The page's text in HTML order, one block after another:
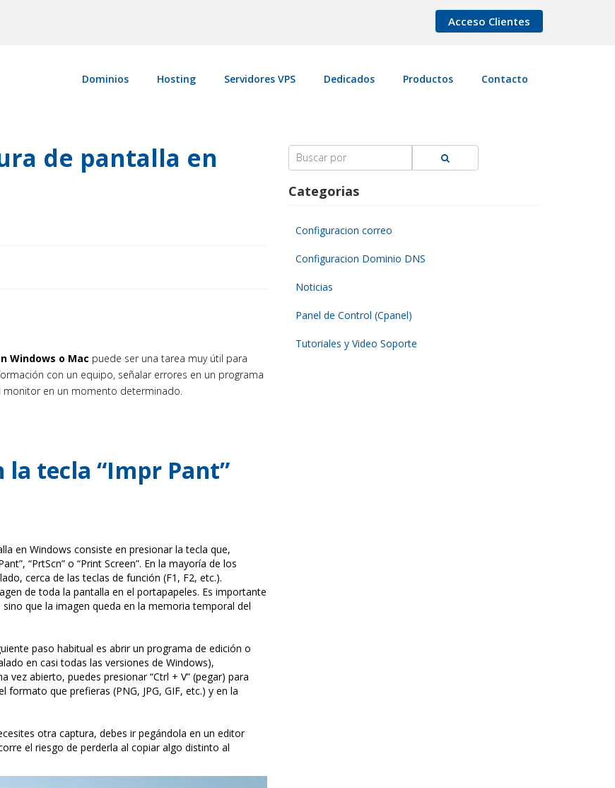
Acceso Clientes
Dominios Hosting Servidores VPS Dedicados Productos Contacto
de pantalla en
Windows o Mac puede ser una tarea muy útil para
con un equipo, señalar errores en un programa
monitor en un momento determinado.
tecla “Impr Pant”
en Windows consiste en presionar la tecla que,
“PrtScn” o “Print Screen”. En la mayoría de los
cerca de las teclas de función (F1, F2, etc.).
de toda la pantalla en el portapapeles. Es importante
que la imagen queda en la memoria temporal del
paso habitual es abrir un programa de edición o
en casi todas las versiones de Windows),
abierto, puedes presionar “Ctrl + V” (pegar) para
que prefieras (PNG, JPG, GIF, etc.) y en la
otra captura, debes ir pegándola en un editor
el riesgo de perderla al copiar algo distinto al
Search
for:
Categorias
Configuracion correo
Configuracion Dominio DNS
Noticias
Panel de Control (Cpanel)
Tutoriales y Video Soporte